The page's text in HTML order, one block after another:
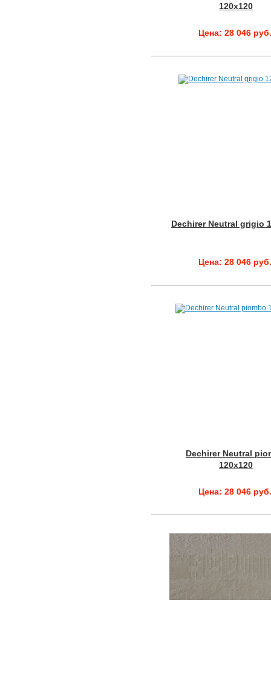
120x120
Цена: 28 046 руб.
Dechirer Neutral grigio
Цена: 28 046 руб.
Dechirer Neutral
120x120
Цена: 28 046 руб.